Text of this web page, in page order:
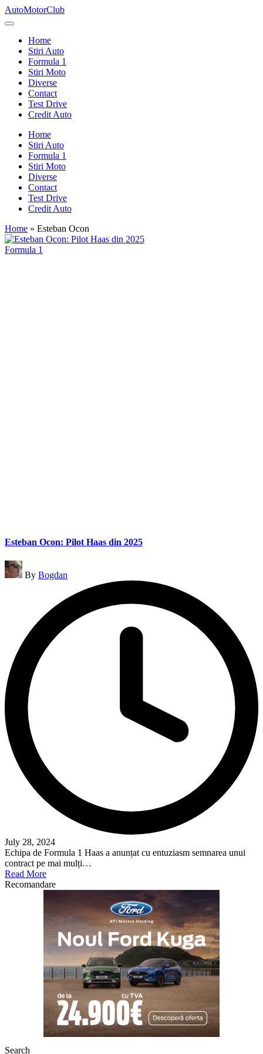
Skip
to
AutoMotorClub
Totul
masini
pasionatii
masini
Home
Stiri Auto
Formula 1
Stiri Moto
Diverse
Contact
Test Drive
Credit Auto
Home
Stiri Auto
Formula 1
Stiri Moto
Diverse
Contact
Test Drive
Credit Auto
Home » Esteban Ocon
Posted
Formula 1
Esteban Ocon: Pilot Haas din 2025
Posted
by
By Bogdan
July 28, 2024
Echipa de Formula 1 Haas a anunțat cu entuziasm semnarea unui
contract pe mai mulți…
Read More
Recomandare
Search